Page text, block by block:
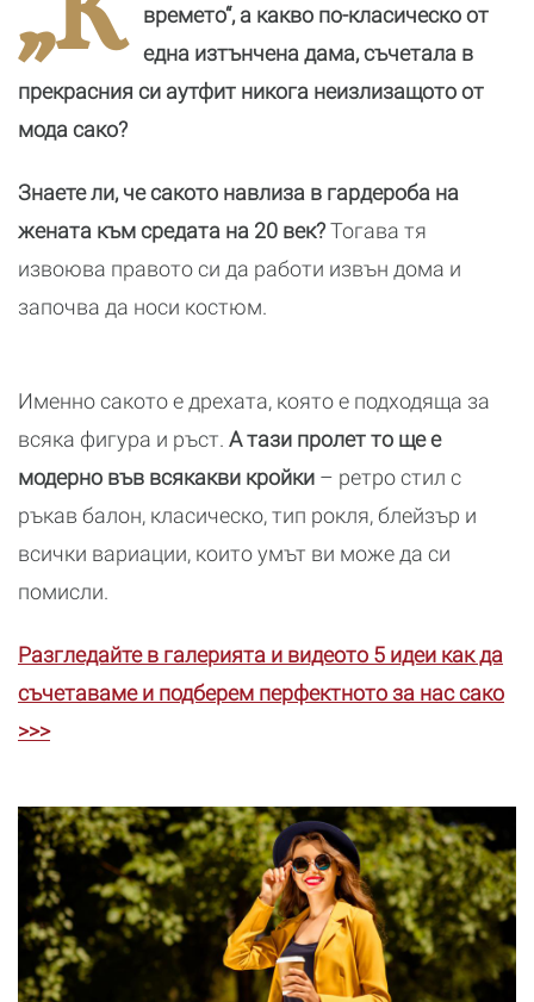
времето“, а какво по-класическо от
една изтънчена дама, съчетала в
прекрасния си аутфит никога неизлизащото от
мода сако?
Знаете ли, че сакото навлиза в гардероба на
жената към средата на 20 век?Тогава тя
извоюва правото си да работи извън дома и
започва да носи костюм.
Именно сакото е дрехата, която е подходяща за
всяка фигура и ръст. А тази пролет то ще е
модерно във всякакви кройки – ретро стил с
ръкав балон, класическо, тип рокля, блейзър и
всички вариации, които умът ви може да си
помисли.
Разгледайте в галерията и видеото 5 идеи как да
съчетаваме и подберем перфектното за нас сако
>>>